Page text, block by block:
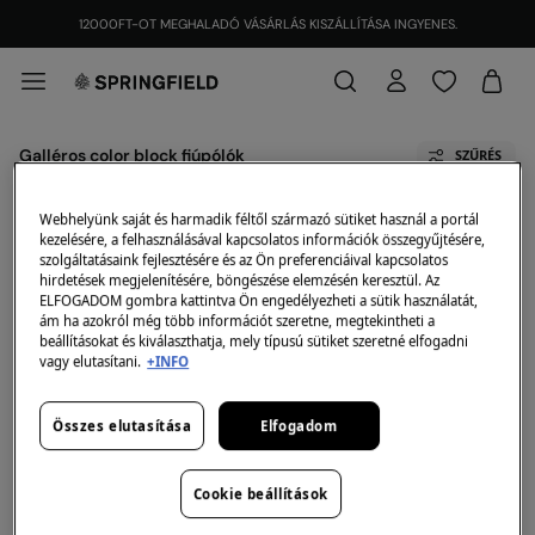
12000FT-OT MEGHALADÓ VÁSÁRLÁS KISZÁLLÍTÁSA INGYENES.
Galléros color block fiúpólók SZŰRÉS
Összes Short-Sleeved Long-Sleeved
A kiválasztott kategóriában jelenleg nincs termékünk
raktáron.
De ne aggódj, rengeteg átucikkünk van, amelyek
megfelelhetnek neked.
Fedezd fel a Galléros color block fiúpólók.
Webhelyünk saját és harmadik féltől származó sütiket használ a portál
kezelésére, a felhasználásával kapcsolatos információk összegyűjtésére,
szolgáltatásaink fejlesztésére és az Ön preferenciáival kapcsolatos
hirdetések megjelenítésére, böngészése elemzésén keresztül. Az
ELFOGADOM gombra kattintva Ön engedélyezheti a sütik használatát,
ám ha azokról még több információt szeretne, megtekintheti a
beállításokat és kiválaszthatja, mely típusú sütiket szeretné elfogadni
vagy elutasítani. +INFO
Összes elutasítása Elfogadom
Cookie beállítások